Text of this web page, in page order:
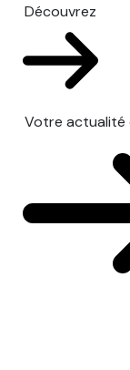
Découvrez
Votre actualité